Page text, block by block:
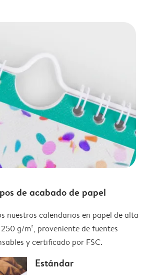
de acabado de papel
nuestros calendarios en papel de alta
g/m², proveniente de fuentes
y certificado por FSC.
Estándar